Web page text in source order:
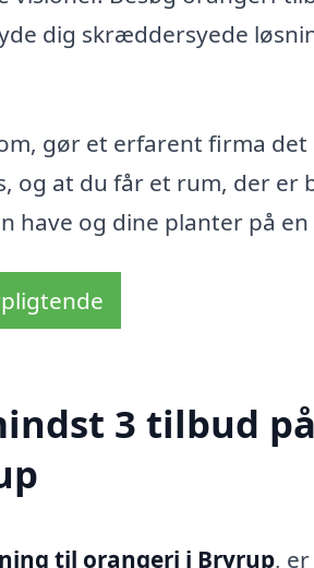
dig skræddersyede
gør et erfarent firma
og at du får et rum, der er
have og dine planter på
3 tilbud
til orangeri i Bryrup,